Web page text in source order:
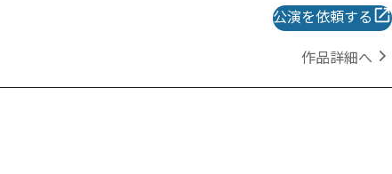
公演を依頼する
作品詳細へ